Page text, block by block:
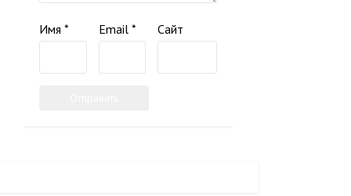
Имя * Email* Сайт